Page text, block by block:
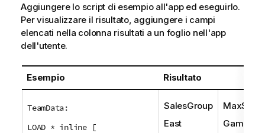
Aggiungere lo script di esempio all'app ed eseguirlo.
Per visualizzare il risultato, aggiungere i campi
elencati nella colonna risultati a un foglio nell'app
dell'utente.
Esempio Risultato
TeamData:
LOAD * inline [
SalesGroup
East
Gamma